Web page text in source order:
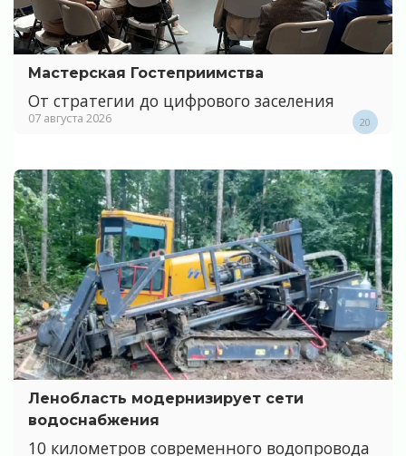
Мастерская Гостеприимства
От стратегии до цифрового заселения
07 августа 2026 20
Ленобласть модернизирует сети
водоснабжения
10 километров современного водопровода